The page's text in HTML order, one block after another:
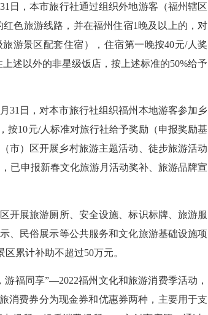
日，本市旅行社通过组织外地游客（福州辖区
色旅游线路，并在福州住宿1晚及以上的，对
游景区配套住宿），住宿第一晚按40元/人奖
述以外的非星级饭店，按上述标准的50%给予
31日，对本市旅行社组织福州本地游客参加乡
按10元/人标准对旅行社给予奖励（申报奖励基
市）区开展乡村旅游主题活动、徒步旅游活动
已申报新春文化旅游月活动奖补、旅游品牌宣
开展旅游厕所、安全设施、标识标牌、旅游服
、民俗展示等公共服务和文化旅游基础设施项
累计补助不超过50万元。
福同享”—2022福州文化和旅游消费季活动，
消费券分为现金券和优惠券两种，主要用于支